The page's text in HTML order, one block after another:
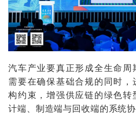
汽车产业要真正形成全生命周
需要在确保基础合规的同时
构约束，增强供应链的绿色转
计端、制造端与回收端的系统协